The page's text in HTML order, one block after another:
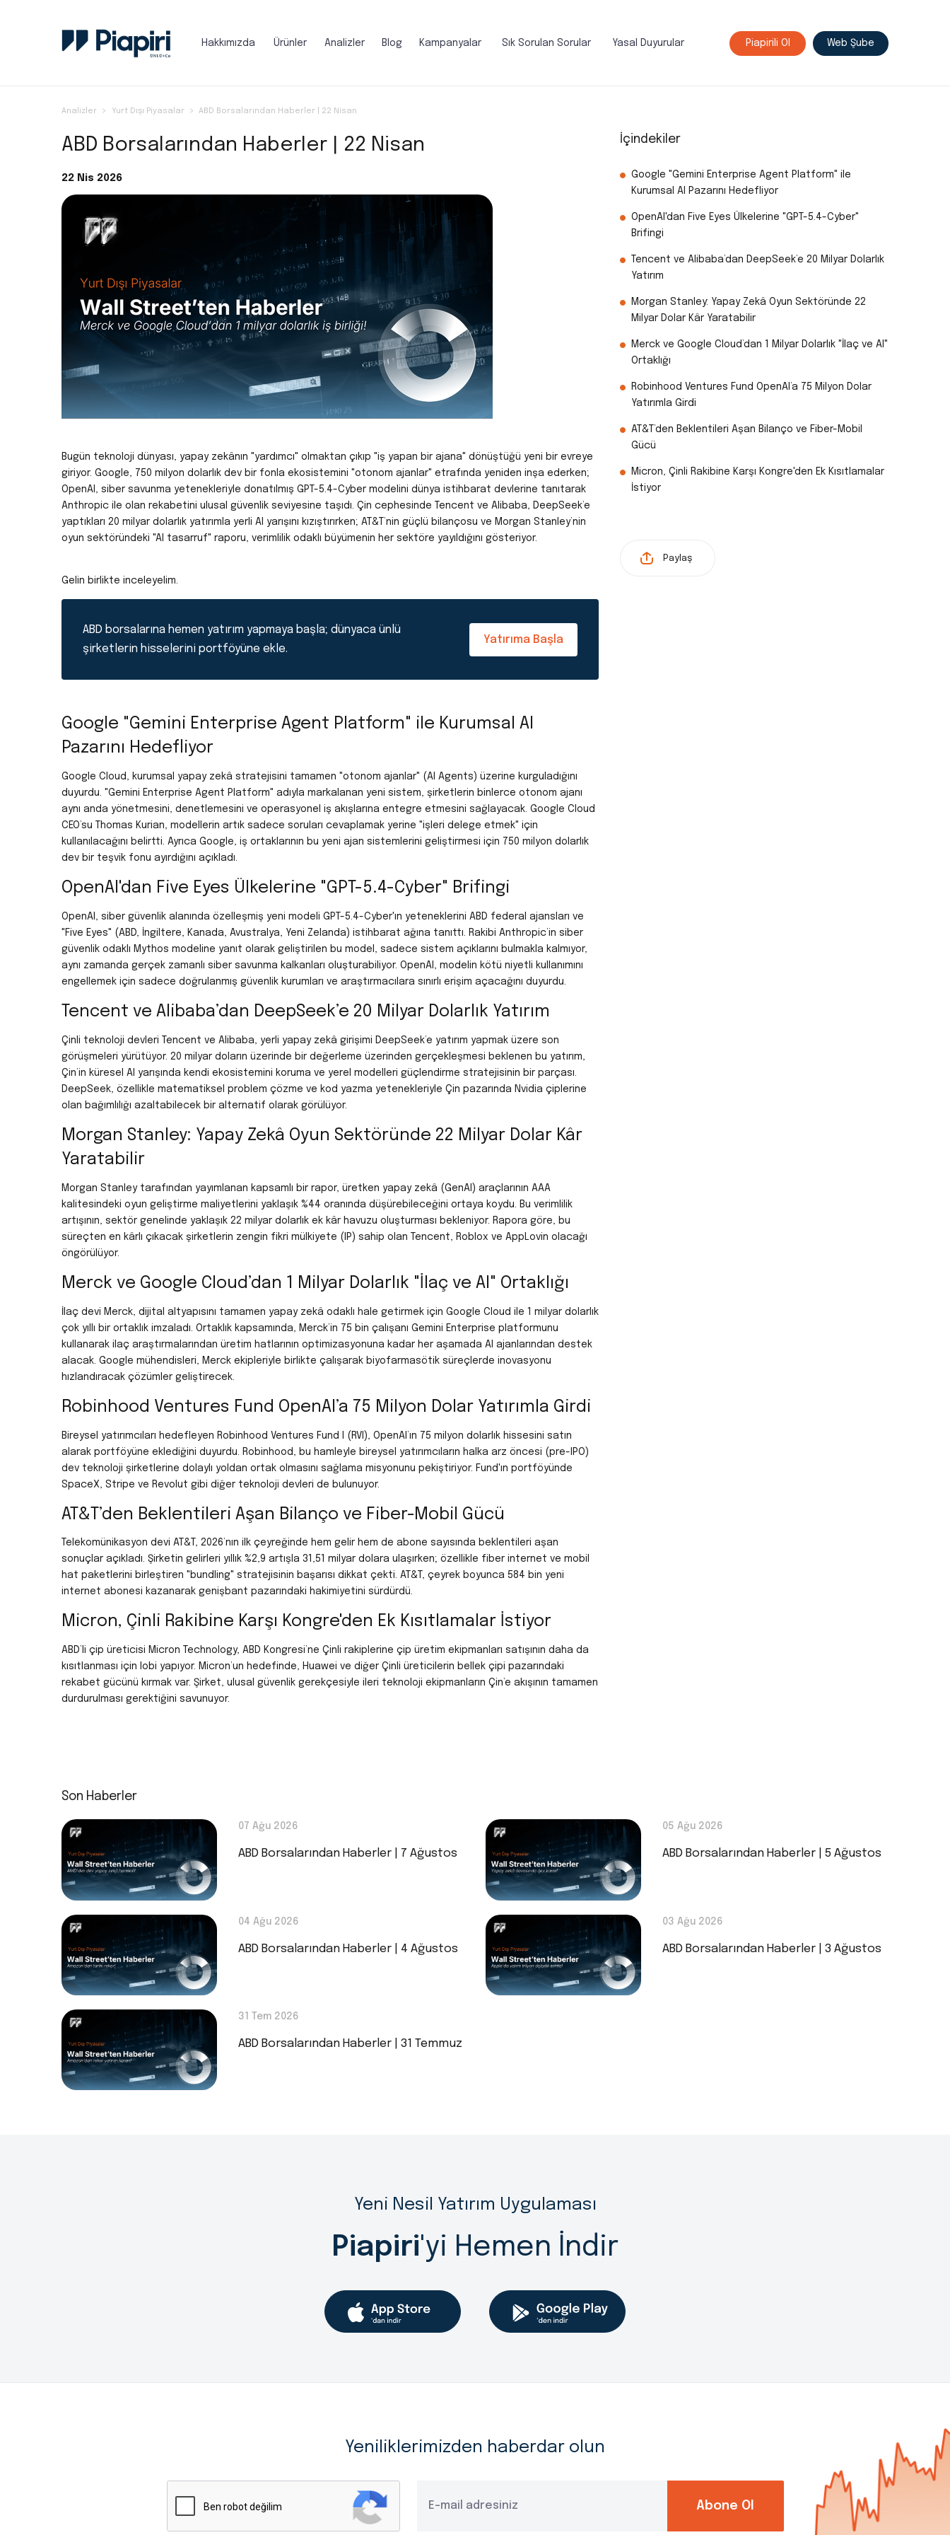
Hakkımızda Ürünler Analizler Blog Kampanyalar Sık Sorulan Sorular Yasal Duyurular Piapirili Ol Web Şube
Analizler Yurt Dışı Piyasalar ABD Borsalarından Haberler | 22 Nisan
ABD Borsalarından Haberler | 22 Nisan
22 Nis 2026
Bugün teknoloji dünyası, yapay zekânın "yardımcı" olmaktan çıkıp "iş yapan bir ajana" dönüştüğü yeni bir evreye
giriyor. Google, 750 milyon dolarlık dev bir fonla ekosistemini "otonom ajanlar" etrafında yeniden inşa ederken;
OpenAI, siber savunma yetenekleriyle donatılmış GPT-5.4-Cyber modelini dünya istihbarat devlerine tanıtarak
Anthropic ile olan rekabetini ulusal güvenlik seviyesine taşıdı. Çin cephesinde Tencent ve Alibaba, DeepSeek’e
yaptıkları 20 milyar dolarlık yatırımla yerli AI yarışını kızıştırırken; AT&T’nin güçlü bilançosu ve Morgan Stanley’nin
oyun sektöründeki "AI tasarruf" raporu, verimlilik odaklı büyümenin her sektöre yayıldığını gösteriyor.
Gelin birlikte inceleyelim.
ABD borsalarına hemen yatırım yapmaya başla; dünyaca ünlü
şirketlerin hisselerini portföyüne ekle.
Yatırıma Başla
Google "Gemini Enterprise Agent Platform" ile Kurumsal AI
Pazarını Hedefliyor
Google Cloud, kurumsal yapay zekâ stratejisini tamamen "otonom ajanlar" (AI Agents) üzerine kurguladığını
duyurdu. "Gemini Enterprise Agent Platform" adıyla markalanan yeni sistem, şirketlerin binlerce otonom ajanı
aynı anda yönetmesini, denetlemesini ve operasyonel iş akışlarına entegre etmesini sağlayacak. Google Cloud
CEO’su Thomas Kurian, modellerin artık sadece soruları cevaplamak yerine "işleri delege etmek" için
kullanılacağını belirtti. Ayrıca Google, iş ortaklarının bu yeni ajan sistemlerini geliştirmesi için 750 milyon dolarlık
dev bir teşvik fonu ayırdığını açıkladı.
OpenAI'dan Five Eyes Ülkelerine "GPT-5.4-Cyber" Brifingi
OpenAI, siber güvenlik alanında özelleşmiş yeni modeli GPT-5.4-Cyber'ın yeteneklerini ABD federal ajansları ve
"Five Eyes" (ABD, İngiltere, Kanada, Avustralya, Yeni Zelanda) istihbarat ağına tanıttı. Rakibi Anthropic’in siber
güvenlik odaklı Mythos modeline yanıt olarak geliştirilen bu model, sadece sistem açıklarını bulmakla kalmıyor,
aynı zamanda gerçek zamanlı siber savunma kalkanları oluşturabiliyor. OpenAI, modelin kötü niyetli kullanımını
engellemek için sadece doğrulanmış güvenlik kurumları ve araştırmacılara sınırlı erişim açacağını duyurdu.
Tencent ve Alibaba’dan DeepSeek’e 20 Milyar Dolarlık Yatırım
Çinli teknoloji devleri Tencent ve Alibaba, yerli yapay zekâ girişimi DeepSeek’e yatırım yapmak üzere son
görüşmeleri yürütüyor. 20 milyar doların üzerinde bir değerleme üzerinden gerçekleşmesi beklenen bu yatırım,
Çin’in küresel AI yarışında kendi ekosistemini koruma ve yerel modelleri güçlendirme stratejisinin bir parçası.
DeepSeek, özellikle matematiksel problem çözme ve kod yazma yetenekleriyle Çin pazarında Nvidia çiplerine
olan bağımlılığı azaltabilecek bir alternatif olarak görülüyor.
Morgan Stanley: Yapay Zekâ Oyun Sektöründe 22 Milyar Dolar Kâr
Yaratabilir
Morgan Stanley tarafından yayımlanan kapsamlı bir rapor, üretken yapay zekâ (GenAI) araçlarının AAA
kalitesindeki oyun geliştirme maliyetlerini yaklaşık %44 oranında düşürebileceğini ortaya koydu. Bu verimlilik
artışının, sektör genelinde yaklaşık 22 milyar dolarlık ek kâr havuzu oluşturması bekleniyor. Rapora göre, bu
süreçten en kârlı çıkacak şirketlerin zengin fikri mülkiyete (IP) sahip olan Tencent, Roblox ve AppLovin olacağı
öngörülüyor.
Merck ve Google Cloud’dan 1 Milyar Dolarlık "İlaç ve AI" Ortaklığı
İlaç devi Merck, dijital altyapısını tamamen yapay zekâ odaklı hale getirmek için Google Cloud ile 1 milyar dolarlık
çok yıllı bir ortaklık imzaladı. Ortaklık kapsamında, Merck’in 75 bin çalışanı Gemini Enterprise platformunu
kullanarak ilaç araştırmalarından üretim hatlarının optimizasyonuna kadar her aşamada AI ajanlarından destek
alacak. Google mühendisleri, Merck ekipleriyle birlikte çalışarak biyofarmasötik süreçlerde inovasyonu
hızlandıracak çözümler geliştirecek.
Robinhood Ventures Fund OpenAI’a 75 Milyon Dolar Yatırımla Girdi
Bireysel yatırımcıları hedefleyen Robinhood Ventures Fund I (RVI), OpenAI’ın 75 milyon dolarlık hissesini satın
alarak portföyüne eklediğini duyurdu. Robinhood, bu hamleyle bireysel yatırımcıların halka arz öncesi (pre-IPO)
dev teknoloji şirketlerine dolaylı yoldan ortak olmasını sağlama misyonunu pekiştiriyor. Fund'ın portföyünde
SpaceX, Stripe ve Revolut gibi diğer teknoloji devleri de bulunuyor.
AT&T’den Beklentileri Aşan Bilanço ve Fiber-Mobil Gücü
Telekomünikasyon devi AT&T, 2026’nın ilk çeyreğinde hem gelir hem de abone sayısında beklentileri aşan
sonuçlar açıkladı. Şirketin gelirleri yıllık %2,9 artışla 31,51 milyar dolara ulaşırken; özellikle fiber internet ve mobil
hat paketlerini birleştiren "bundling" stratejisinin başarısı dikkat çekti. AT&T, çeyrek boyunca 584 bin yeni
internet abonesi kazanarak genişbant pazarındaki hakimiyetini sürdürdü.
Micron, Çinli Rakibine Karşı Kongre'den Ek Kısıtlamalar İstiyor
ABD’li çip üreticisi Micron Technology, ABD Kongresi’ne Çinli rakiplerine çip üretim ekipmanları satışının daha da
kısıtlanması için lobi yapıyor. Micron’un hedefinde, Huawei ve diğer Çinli üreticilerin bellek çipi pazarındaki
rekabet gücünü kırmak var. Şirket, ulusal güvenlik gerekçesiyle ileri teknoloji ekipmanların Çin’e akışının tamamen
durdurulması gerektiğini savunuyor.
İçindekiler
Google "Gemini Enterprise Agent Platform" ile
Kurumsal AI Pazarını Hedefliyor
OpenAI'dan Five Eyes Ülkelerine "GPT-5.4-Cyber"
Brifingi
Tencent ve Alibaba’dan DeepSeek’e 20 Milyar Dolarlık
Yatırım
Morgan Stanley: Yapay Zekâ Oyun Sektöründe 22
Milyar Dolar Kâr Yaratabilir
Merck ve Google Cloud’dan 1 Milyar Dolarlık "İlaç ve AI"
Ortaklığı
Robinhood Ventures Fund OpenAI’a 75 Milyon Dolar
Yatırımla Girdi
AT&T’den Beklentileri Aşan Bilanço ve Fiber-Mobil
Gücü
Micron, Çinli Rakibine Karşı Kongre'den Ek Kısıtlamalar
İstiyor
Paylaş
Son Haberler
07 Ağu 2026
ABD Borsalarından Haberler | 7 Ağustos
05 Ağu 2026
ABD Borsalarından Haberler | 5 Ağustos
04 Ağu 2026
ABD Borsalarından Haberler | 4 Ağustos
03 Ağu 2026
ABD Borsalarından Haberler | 3 Ağustos
31 Tem 2026
ABD Borsalarından Haberler | 31 Temmuz
Yeni Nesil Yatırım Uygulaması
Piapiri'yi Hemen İndir
Yeniliklerimizden haberdar olun
Abone Ol